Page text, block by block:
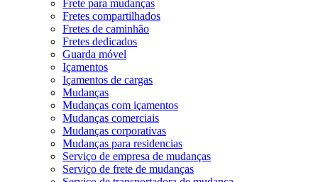
Frete para mudanças
Fretes compartilhados
Fretes de caminhão
Fretes dedicados
Guarda móvel
Içamentos
Içamentos de cargas
Mudanças
Mudanças com içamentos
Mudanças comerciais
Mudanças corporativas
Mudanças para residencias
Serviço de empresa de mudanças
Serviço de frete de mudanças